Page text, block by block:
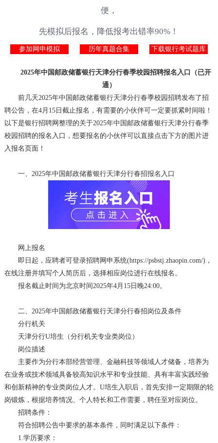
便，
先模拟后报名，降低报考出错率90%！
参加网申模拟 历年真题合集 下载银行考试题库
2025年中国邮政储蓄银行天津分行春季校园招聘报名入口（已开
通）
前几天2025年中国邮政储蓄银行天津分行春季校园招聘发布了招
聘公告，在4月15日截止报名，有需要的小伙伴可一定要抓紧时间啦！
以下是银行招聘网整理的关于2025年中国邮政储蓄银行天津分行春季
校园招聘的报名入口，想要报名的小伙伴可以直接点击下方的图片进
入报名页面！
一、2025年中国邮政储蓄银行天津分行春招报名入口
网上报名
即日起，应聘者可登录招聘网申系统(https://psbstj.zhaopin.com/)，
在线注册并填写个人简历后，选择相应岗位进行在线报名。
报名截止时间为北京时间2025年4月15日晚24:00。
二、2025年中国邮政储蓄银行天津分行春招岗位及条件
分行机关
天津分行U培生（分行机关专业类岗位）
岗位描述
主要作为分行本部经营管理、金融科技等领域人才储备，培养为
在业务或技术领域具备较高知识水平和专业技能、具有丰富实践经验
和创新精神的专业类岗位人才。U培生入职后，首先安排一定期限的轮
岗锻炼，根据培养情况、个人特长和工作需要，聘任至对应岗位。
招聘条件：
符合招聘公告中要求的基本条件，同时满足以下条件：
1.学历要求：